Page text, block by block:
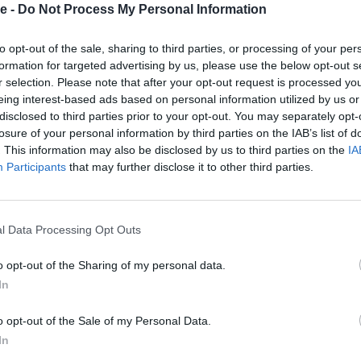
- Do Not Process My Personal Information
opt-out of the sale, sharing to third parties, or processing of your
for targeted advertising by us, please use the below opt-out
selection. Please note that after your opt-out request is processed
interest-based ads based on personal information utilized by us
to third parties prior to your opt-out. You may separately
of your personal information by third parties on the IAB’s list of
This information may also be disclosed by us to third parties on the
Participants that may further disclose it to other third parties.
Data Processing Opt Outs
opt-out of the Sharing of my personal data.
opt-out of the Sale of my Personal Data.
βοηθήσει και ο συναγωνισμός με την Άρτεμις
Το αγώνισμα θα έχει ακόμη μεγαλύτερο
στον αγώνα η Ειρήνη Βασιλείου.
ξεκίνησε την περασμένη εβδομάδα με άλματα
Το ντεμπούτο της στους αγώνες θα
μία εβδομάδα αργότερα απ΄ ότι αρχικά είχε
(ΑΟ Κάλλιστος) ξεκινάει τους αγώνες της με μία
με τον covid -19, η οποία την κράτησε πίσω
στο μήκος, όσο και στο τριπλούν.
τους αγώνες της στο πλαίσιο της
Η έμπειρη αθλήτρια δε στοχεύει σε
θα επιδιώξει μέσα από τους αγώνες να
(ΓΣ Ελ. Βενιζέλος) όπου πραγματοποιεί την
Η συμμετοχή του πάντως είναι αβέβαιη στην
έχει ένα τραυματισμό στο χέρι και θα